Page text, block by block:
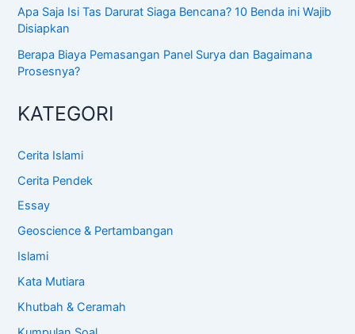
Apa Saja Isi Tas Darurat Siaga Bencana? 10 Benda ini Wajib
Disiapkan
Berapa Biaya Pemasangan Panel Surya dan Bagaimana
Prosesnya?
KATEGORI
Cerita Islami
Cerita Pendek
Essay
Geoscience & Pertambangan
Islami
Kata Mutiara
Khutbah & Ceramah